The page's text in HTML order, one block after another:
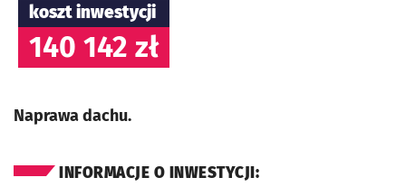
koszt inwestycji
140 142 zł
Naprawa dachu.
INFORMACJE O INWESTYCJI: